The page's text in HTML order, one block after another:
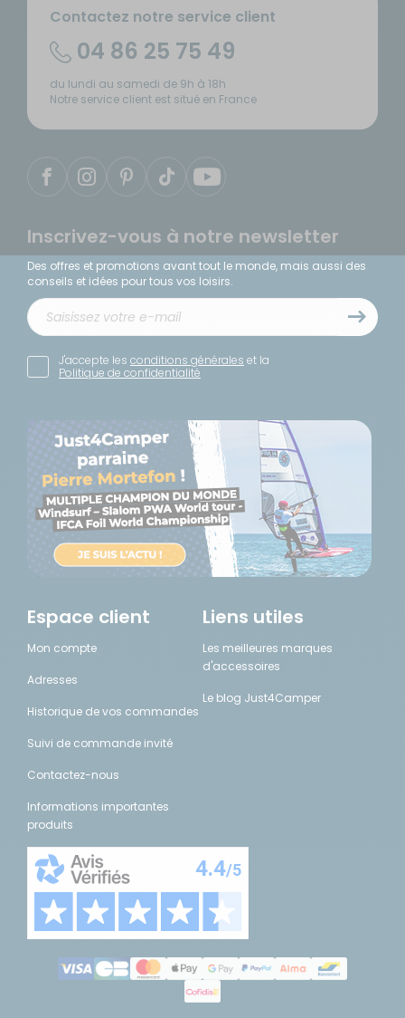
Contactez notre service client
04 86 25 75 49
du lundi au samedi de 9h à 18h
Notre service client est situé en France
Inscrivez-vous à notre newsletter
Des offres et promotions avant tout le monde, mais aussi des
conseils et idées pour tous vos loisirs.
J'accepte les conditions générales et la
Politique de confidentialité
Espace client
Mon compte
Adresses
Historique de vos commandes
Suivi de commande invité
Contactez-nous
Informations importantes
produits
Liens utiles
Les meilleures marques
d'accessoires
Le blog Just4Camper